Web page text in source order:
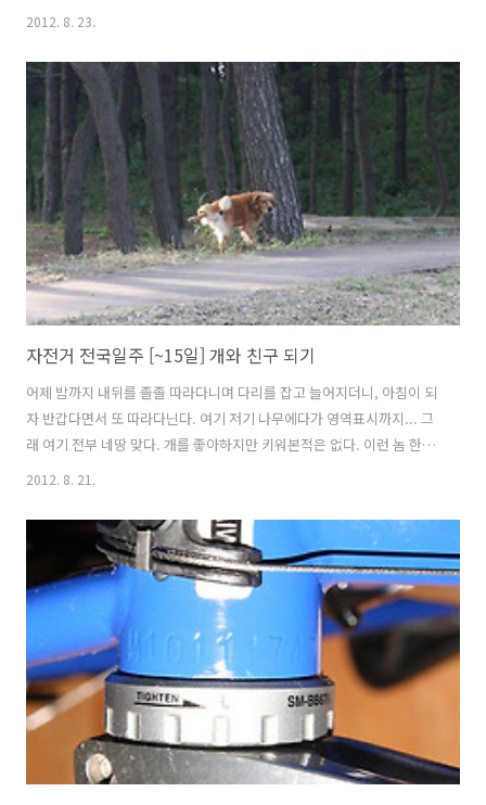
1,100고지를 오르는 소기의 목적을 완수했으니 실망하지 않는다. 동해
매트리스등 야영장비를 모두 우체국 택배를 통해서 집으로 보냈다. 아쉽
지만 여행 끝날때까지 찜질방 아니면 모텔에서 자야 한다. 자전거의 짐은
한결 가벼워졌고 오르막길을 오를때 힘들지 않을 것 같다. 강원도에서 태
백산맥 넘어올때 많은 도움이 될거라 본다. 제주시의 한 식당에서 간단하
게 점심을 먹고 제주항 근처에서 열리는 행사를 잠시 둘러보며 배시간전
까지 시간을..
2012. 8. 23.
자전거 전국일주 [~15일] 개와 친구 되기
어제 밤까지 내뒤를 졸졸 따라다니며 다리를 잡고 늘어지더니, 아침이 되
자 반갑다면서 또 따라다닌다. 여기 저기 나무에다가 영역표시까지... 그
래 여기 전부 네땅 맞다. 개를 좋아하지만 키워본적은 없다. 이런 놈 한마
리 키워보고 싶은데 혼자 살고 있어서 낮에 집에 아무도 없어서 돌봐줄
만 오늘 또한 맑고 푸른 하늘을 제주도에서 맞았다. 아침식사는 어제 남
은 밥을 라면 끊여서 먹었다. 아침 일찍 짐정리를 하고 수현이가 오기만
을 기다린다. 수현이가 찜질방에서 몰래 가져온 담요, 어제 저녁에 자기
는 친구집에 가서 자면 된다고 추울까봐 내게 주고 갔다. 자 그럼 수현이
가 올때까지 개님과 본격적으로 친해지기... 그런데 반응이 시큰둥하다
이제는 ..
2012. 8. 21.